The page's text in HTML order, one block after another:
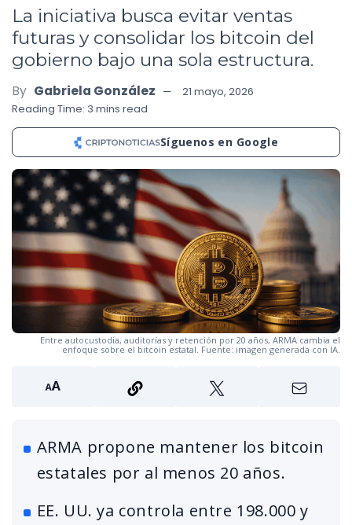
La iniciativa busca evitar ventas
futuras y consolidar los bitcoin del
gobierno bajo una sola estructura.
By Gabriela González
21 mayo, 2026
Reading Time: 3 mins read
Síguenos en Google
Entre autocustodia, auditorías y retención por 20 años, ARMA cambia el
enfoque sobre el bitcoin estatal. Fuente: imagen generada con IA.
ARMA propone mantener los bitcoin
estatales por al menos 20 años.
EE. UU. ya controla entre 198.000 y